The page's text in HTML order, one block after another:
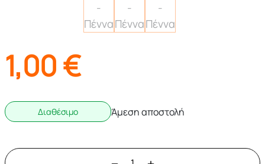
1,00€
Διαθέσιμο Άμεση αποστολή